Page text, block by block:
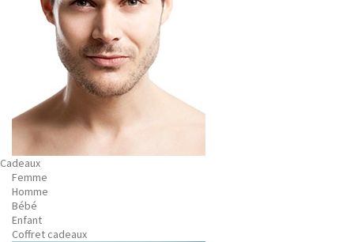
Cadeaux
Femme
Homme
Bébé
Enfant
Coffret cadeaux